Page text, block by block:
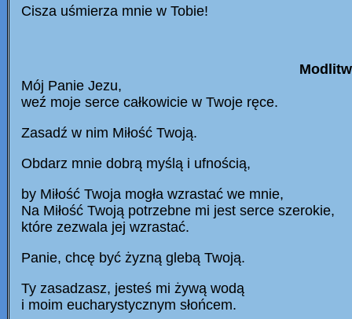
Cisza uśmierza mnie w Tobie!
Mój Panie Jezu,
weź moje serce całkowicie w Twoje ręce.
Zasadź w nim Miłość Twoją.
Obdarz mnie dobrą myślą i ufnością,
by Miłość Twoja mogła wzrastać we mnie,
Na Miłość Twoją potrzebne mi jest serce szerokie,
które zezwala jej wzrastać.
Panie, chcę być żyzną glebą Twoją.
Ty zasadzasz, jesteś mi żywą wodą
i moim eucharystycznym słońcem.